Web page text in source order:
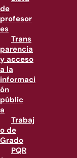
de
profesor
es
Trans
parencia
y acceso
a la
informaci
ón
públic
a
Trabaj
o de
Grado
PQR